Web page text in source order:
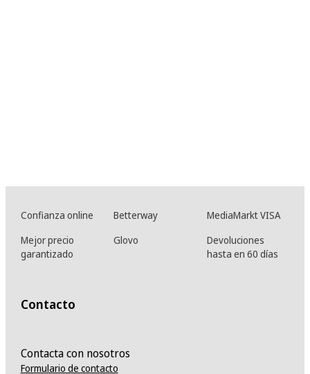
Confianza online Betterway
MediaMarkt VISA
Mejor precio
garantizado
Glovo
Devoluciones
hasta en 60 días
Contacto
Contacta con nosotros
Formulario de contacto